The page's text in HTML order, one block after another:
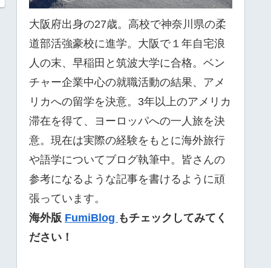
大阪府出身の27歳。高校で神奈川県の柔
道部活強豪校に進学。大阪で１年自宅浪
人の末、早稲田と筑波大学に合格。ベン
チャー企業中心の就職活動の結果、アメ
リカへの留学を決意。3年以上のアメリカ
滞在を得て、ヨーロッパへの一人旅を決
意。現在は実際の経験をもとに海外旅行
や語学についてブログ執筆中。皆さんの
参考になるような記事を書けるように頑
張っています。
海外版 FumiBlog もチェックしてみてく
ださい！